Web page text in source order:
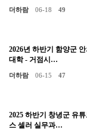
더하람 06-18 49
2026년 하반기 함양군
대학 - 거점시…
더하람 06-15 47
2025 하반기 창녕군 유
스 셀러 실무과…